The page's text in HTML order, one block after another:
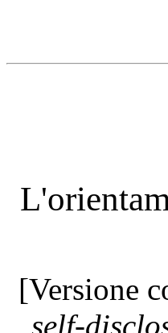
[Versione
self-